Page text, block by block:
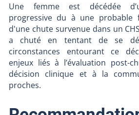
Une femme est décédée
progressive du à une probable
d'une chute survenue dans un
a chuté en tentant de se
circonstances entourant ce
enjeux liés à l’évaluation post-
décision clinique et à la
proches.